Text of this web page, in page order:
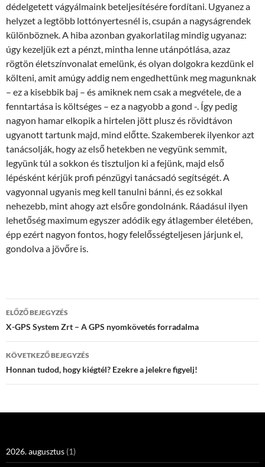
dédelgetett vágyálmaink beteljesítésére fordítani. Ugyanez a
helyzet a legtöbb lottónyertesnél is, csupán a nagyságrendek
különböznek. A hiba azonban gyakorlatilag mindig ugyanaz:
úgy kezeljük ezt a pénzt, mintha lenne utánpótlása, azaz
rögtön életszínvonalat emelünk, és olyan dolgokra kezdünk el
költeni, amit amúgy addig nem engedhettünk meg magunknak
– ez a kisebbik baj – és amiknek nem csak a megvétele, de a
fenntartása is költséges – ez a nagyobb a gond -. Így pedig
nagyon hamar elkopik a hirtelen jött plusz és rövidtávon
ugyanott tartunk majd, mind előtte. Szakemberek ilyenkor azt
tanácsolják, hogy az első hetekben ne vegyünk semmit,
legyünk túl a sokkon és tisztuljon ki a fejünk, majd első
lépésként kérjük profi pénzügyi tanácsadó segítségét. A
vagyonnal ugyanis meg kell tanulni bánni, és ez sokkal
nehezebb, mint ahogy azt elsőre gondolnánk. Ráadásul ilyen
lehetőség maximum egyszer adódik egy átlagember életében,
épp ezért nagyon fontos, hogy felelősségteljesen járjunk el,
gondolva a jövőre is.
Bejegyzés
navigáció
ELŐZŐ BEJEGYZÉS
X-GPS System Zrt – A GPS nyomkövetés forradalma
KÖVETKEZŐ BEJEGYZÉS
Honnan tudod, hogy kiégtél? Ezekre a jelekre figyelj!
2026. augusztus (1)